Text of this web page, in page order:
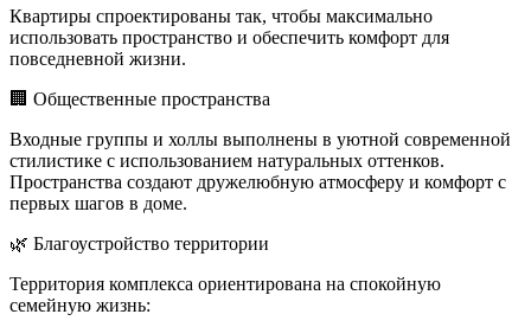
Квартиры спроектированы так, чтобы максимально
использовать пространство и обеспечить комфорт для
повседневной жизни.
🏢 Общественные пространства
Входные группы и холлы выполнены в уютной современной
стилистике с использованием натуральных оттенков.
Пространства создают дружелюбную атмосферу и комфорт с
первых шагов в доме.
🌿 Благоустройство территории
Территория комплекса ориентирована на спокойную
семейную жизнь: